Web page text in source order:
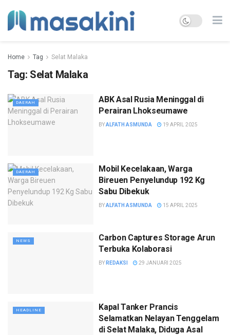
Home Tag Selat Malaka
Tag: Selat Malaka
DAERAH
ABK Asal Rusia Meninggal di
Perairan Lhokseumawe
BYALFATH ASMUNDA 19 APRIL 2025
DAERAH
Mobil Kecelakaan, Warga
Bireuen Penyelundup 192 Kg
Sabu Dibekuk
BYALFATH ASMUNDA 15 APRIL 2025
NEWS
Carbon Captures Storage Arun
Terbuka Kolaborasi
BY REDAKSI 29 JANUARI 2025
HEADLINE
Kapal Tanker Prancis
Selamatkan Nelayan Tenggelam
di Selat Malaka, Diduga Asal